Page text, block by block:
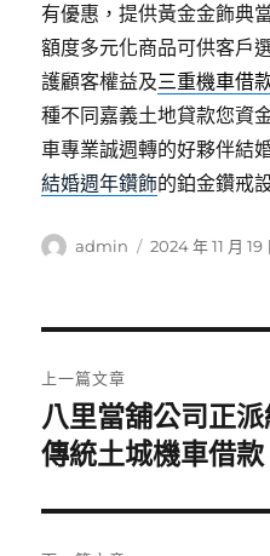
有優惠，提供黃金金飾典
額度多元化商品可供客戶
護顧客權益及三重機車借
種不同嘉義土地貸款您資
車專業誠週轉的好夥伴結
結婚週年鑽飾的鉑金鑽戒
作
admin
發
2024 年 11 月 19
章
導
覽
上一篇文章
上
一
文
章:
八里當舖公司正
傳統土城機車借款